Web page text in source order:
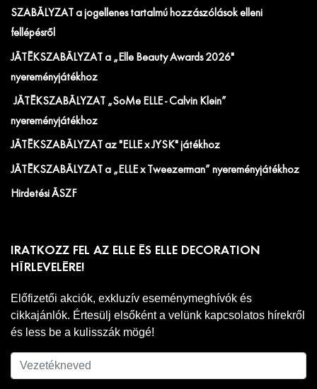
SZABÁLYZAT a jogellenes tartalmú hozzászólások elleni
fellépésről
JÁTÉKSZABÁLYZAT a „Elle Beauty Awards 2026"
nyereményjátékhoz
JÁTÉKSZABÁLYZAT „SoMe ELLE - Calvin Klein”
nyereményjátékhoz
JÁTÉKSZABÁLYZAT az "ELLE x JYSK" játékhoz
JÁTÉKSZABÁLYZAT a „ELLE x Tweezerman” nyereményjátékhoz
Hirdetési ÁSZF
IRATKOZZ FEL AZ ELLE ÉS ELLE DECORATION
HÍRLEVELÉRE!
Előfizetői akciók, exkluzív eseménymeghívók és
cikkajánlók. Értesülj elsőként a velünk kapcsolatos hírekről
és less be a kulisszák mögé!